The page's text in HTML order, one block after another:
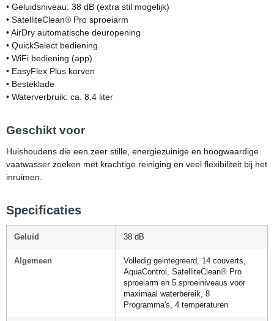
• Geluidsniveau: 38 dB (extra stil mogelijk)
• SatelliteClean® Pro sproeiarm
• AirDry automatische deuropening
• QuickSelect bediening
• WiFi bediening (app)
• EasyFlex Plus korven
• Besteklade
• Waterverbruik: ca. 8,4 liter
Geschikt voor
Huishoudens die een zeer stille, energiezuinige en hoogwaardige
vaatwasser zoeken met krachtige reiniging en veel flexibiliteit bij het
inruimen.
Specificaties
Geluid 38 dB
Algemeen
Volledig geintegreerd, 14 couverts,
AquaControl, SatelliteClean® Pro
sproeiarm en 5 sproeiniveaus voor
maximaal waterbereik, 8
Programma's, 4 temperaturen